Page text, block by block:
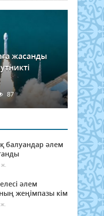
жасанды
87
балуандар әлем
әлем
жеңімпазы кім